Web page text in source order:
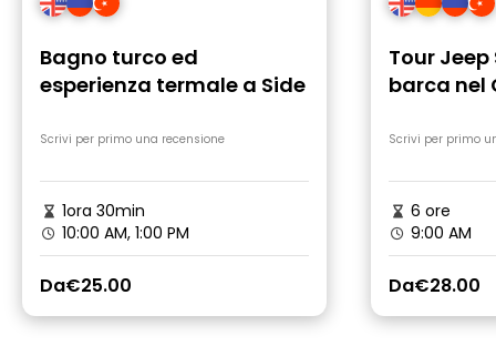
Bagno turco ed
esperienza termale a Side
Scrivi per primo una recensione
1ora 30min
10:00 AM, 1:00 PM
Da€25.00
Tour
barca nel
Scrivi per primo
6 ore
9:00 AM
Da€28.00